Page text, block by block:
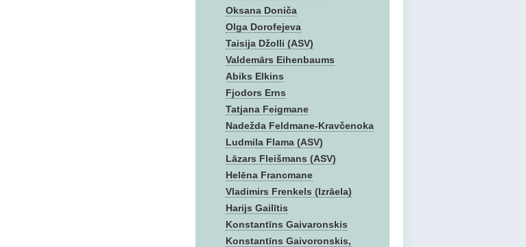
Oksana Doniča
Olga Dorofejeva
Taisija Džolli (ASV)
Valdemārs Eihenbaums
Abiks Elkins
Fjodors Erns
Tatjana Feigmane
Nadežda Feldmane-Kravčenoka
Ludmila Flama (ASV)
Lāzars Fleišmans (ASV)
Helēna Francmane
Vladimirs Frenkels (Izrāela)
Harijs Gailītis
Konstantīns Gaivaronskis
Konstantīns Gaivoronskis,